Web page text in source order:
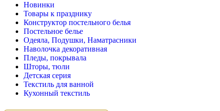
Новинки
Товары к празднику
Конструктор постельного белья
Постельное белье
Одеяла, Подушки, Наматрасники
Наволочка декоративная
Пледы, покрывала
Шторы, тюли
Детская серия
Текстиль для ванной
Кухонный текстиль